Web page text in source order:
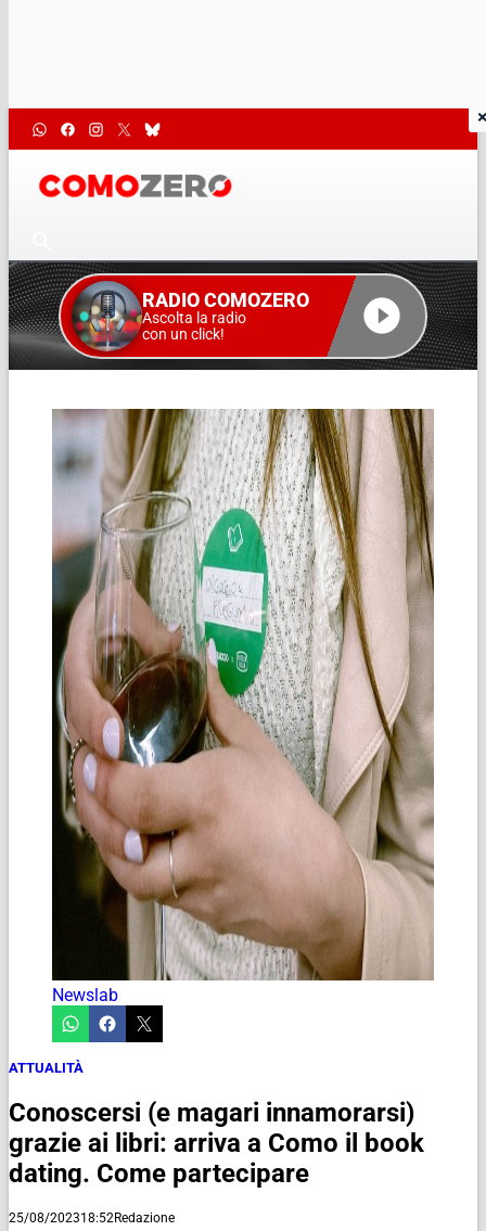
RADIO COMOZERO
Ascolta la radio
con un click!
Newslab
ATTUALITÀ
Conoscersi (e magari innamorarsi)
grazie ai libri: arriva a Como il book
dating. Come partecipare
25/08/202318:52Redazione